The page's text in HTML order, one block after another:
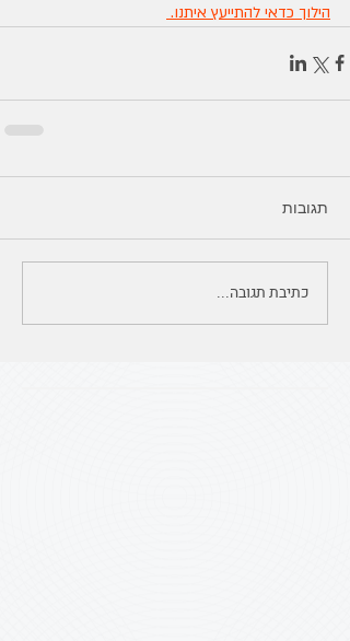
הילוך כדאי להתייעץ איתנו.
תגובות
כתיבת תגובה...